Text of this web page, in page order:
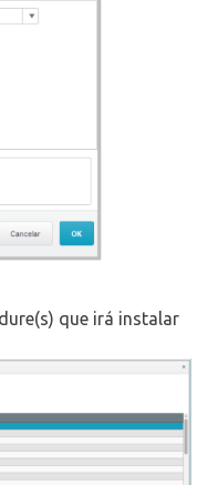
que irá instalar